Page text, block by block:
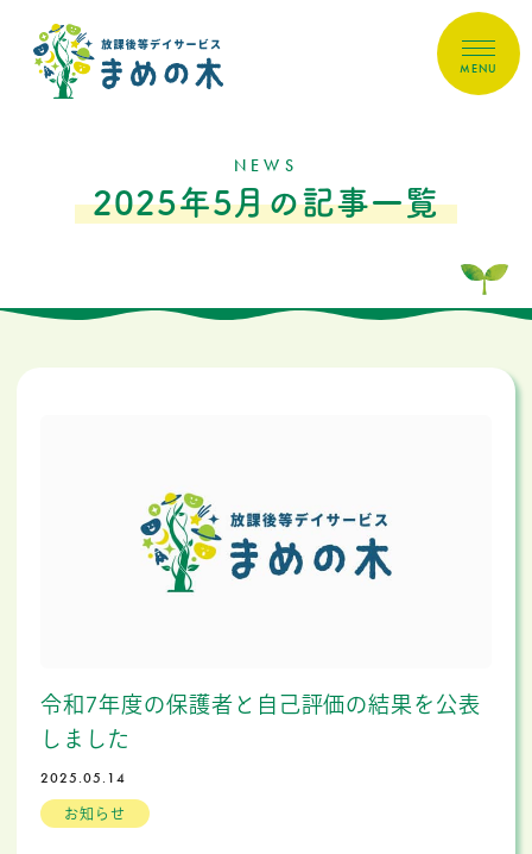
MENU
NEWS
2025年5月の記事一覧
令和7年度の保護者と自己評価の結果を公表
しました
2025.05.14
お知らせ